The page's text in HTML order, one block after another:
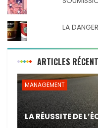
LA
ARTICLES
MANAGEMENT
LA RÉUSSITE DE